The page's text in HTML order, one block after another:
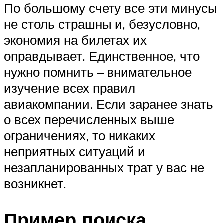
По большому счету все эти минусы
не столь страшны и, безусловно,
экономия на билетах их
оправдывает. Единственное, что
нужно помнить – внимательное
изучение всех правил
авиакомпании. Если заранее знать
о всех перечисленных выше
ограничениях, то никаких
неприятных ситуаций и
незапланированных трат у вас не
возникнет.